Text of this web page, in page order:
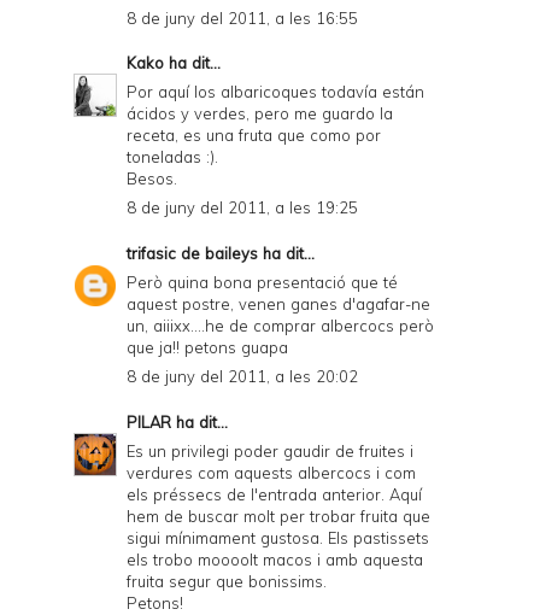
8 de juny del 2011, a les 16:55
Kako ha dit...
Por aquí los albaricoques todavía están
ácidos y verdes, pero me guardo la
receta, es una fruta que como por
toneladas :).
Besos.
8 de juny del 2011, a les 19:25
trifasic de baileys ha dit...
Però quina bona presentació que té
aquest postre, venen ganes d'agafar-ne
un, aiiixx....he de comprar albercocs però
que ja!! petons guapa
8 de juny del 2011, a les 20:02
PILAR ha dit...
Es un privilegi poder gaudir de fruites i
verdures com aquests albercocs i com
els préssecs de l'entrada anterior. Aquí
hem de buscar molt per trobar fruita que
sigui mínimament gustosa. Els pastissets
els trobo moooolt macos i amb aquesta
fruita segur que bonissims.
Petons!